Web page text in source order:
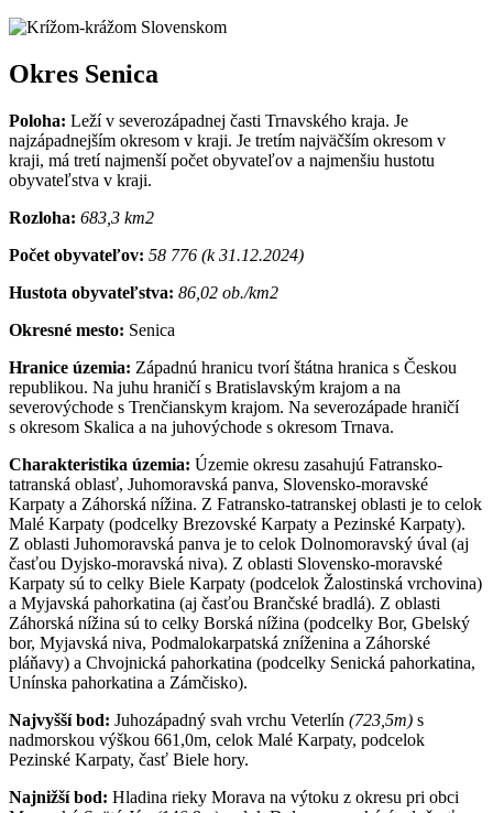
Okres Senica
Poloha: Leží v severozápadnej časti Trnavského kraja. Je
najzápadnejším okresom v kraji. Je tretím najväčším okresom v
kraji, má tretí najmenší počet obyvateľov a najmenšiu hustotu
obyvateľstva v kraji.
Rozloha: 683,3 km2
Počet obyvateľov: 58 776 (k 31.12.2024)
Hustota obyvateľstva: 86,02 ob./km2
Okresné mesto: Senica
Hranice územia: Západnú hranicu tvorí štátna hranica s Českou
republikou. Na juhu hraničí s Bratislavským krajom a na
severovýchode s Trenčianskym krajom. Na severozápade hraničí
s okresom Skalica a na juhovýchode s okresom Trnava.
Charakteristika územia: Územie okresu zasahujú Fatransko-
tatranská oblasť, Juhomoravská panva, Slovensko-moravské
Karpaty a Záhorská nížina. Z Fatransko-tatranskej oblasti je to celok
Malé Karpaty (podcelky Brezovské Karpaty a Pezinské Karpaty).
Z oblasti Juhomoravská panva je to celok Dolnomoravský úval (aj
časťou Dyjsko-moravská niva). Z oblasti Slovensko-moravské
Karpaty sú to celky Biele Karpaty (podcelok Žalostinská vrchovina)
a Myjavská pahorkatina (aj časťou Brančské bradlá). Z oblasti
Záhorská nížina sú to celky Borská nížina (podcelky Bor, Gbelský
bor, Myjavská niva, Podmalokarpatská zníženina a Záhorské
pláňavy) a Chvojnická pahorkatina (podcelky Senická pahorkatina,
Unínska pahorkatina a Zámčisko).
Najvyšší bod: Juhozápadný svah vrchu Veterlín (723,5m) s
nadmorskou výškou 661,0m, celok Malé Karpaty, podcelok
Pezinské Karpaty, časť Biele hory.
Najnižší bod: Hladina rieky Morava na výtoku z okresu pri obci